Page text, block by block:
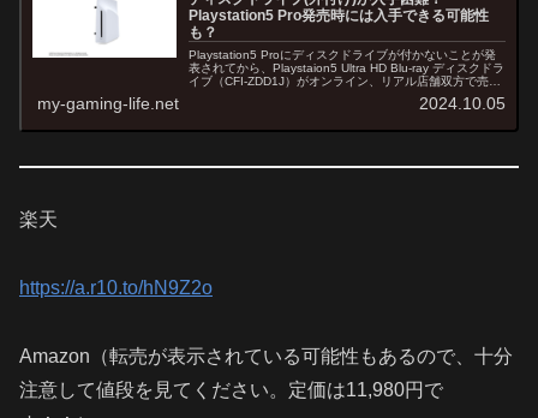
Playstation5 Pro発売時には入手できる可能性
も？
Playstation5 Proにディスクドライブが付かないことが発
表されてから、Playstaion5 Ultra HD Blu-ray ディスクドラ
イブ（CFI-ZDD1J）がオンライン、リアル店舗双方で売り
my-gaming-life.net 2024.10.05
楽天
https://a.r10.to/hN9Z2o
Amazon（転売が表示されている可能性もあるので、十分
注意して値段を見てください。定価は11,980円で